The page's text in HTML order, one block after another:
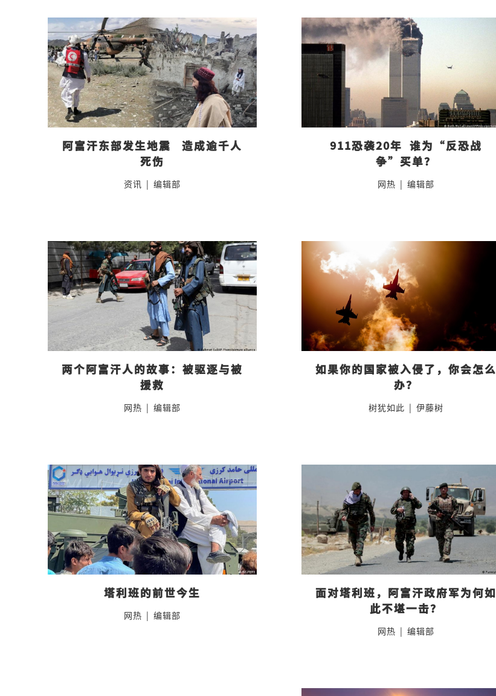
阿富汗东部发生地震   造成逾千人
死伤
资讯 | 编辑部
911恐袭20年  谁为“反恐战
争”买单？
网热 | 编辑部
两个阿富汗人的故事：被驱逐与被
援救
网热 | 编辑部
如果你的国家被入侵了，你会怎么
办？
树犹如此 | 伊藤树
塔利班的前世今生
网热 | 编辑部
面对塔利班，阿富汗政府军为何如
此不堪一击？
网热 | 编辑部